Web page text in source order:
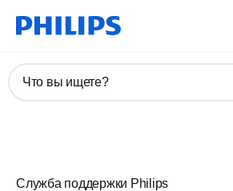
Что вы ищете?
Служба поддержки Philips